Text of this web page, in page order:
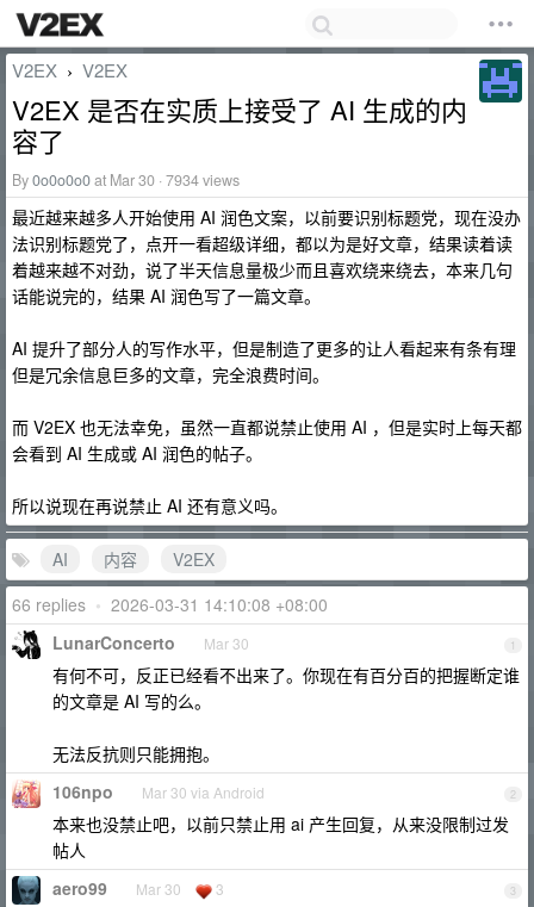
V2EX › V2EX
V2EX 是否在实质上接受了 AI 生成的内
容了
By0o0o0o0at Mar 30 · 7934 views
最近越来越多人开始使用 AI 润色文案，以前要识别标题党，现在没办
法识别标题党了，点开一看超级详细，都以为是好文章，结果读着读
着越来越不对劲，说了半天信息量极少而且喜欢绕来绕去，本来几句
话能说完的，结果 AI 润色写了一篇文章。
AI 提升了部分人的写作水平，但是制造了更多的让人看起来有条有理
但是冗余信息巨多的文章，完全浪费时间。
而 V2EX 也无法幸免，虽然一直都说禁止使用 AI ，但是实时上每天都
会看到 AI 生成或 AI 润色的帖子。
所以说现在再说禁止 AI 还有意义吗。
AI 内容
V2EX
66 replies • 2026-03-31 14:10:08 +08:00
1
LunarConcerto Mar 30
有何不可，反正已经看不出来了。你现在有百分百的把握断定谁
的文章是 AI 写的么。
无法反抗则只能拥抱。
2
106npo Mar 30 via Android
本来也没禁止吧，以前只禁止用 ai 产生回复，从来没限制过发
帖人
3
aero99 Mar 30 3